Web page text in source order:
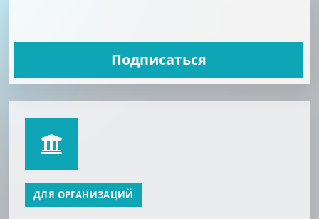
Подписаться
ДЛЯ ОРГАНИЗАЦИЙ